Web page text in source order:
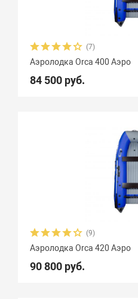
(7)
Аэролодка Orca 400 Аэро
84 500 руб.
(9)
Аэролодка Orca 420 Аэро
90 800 руб.